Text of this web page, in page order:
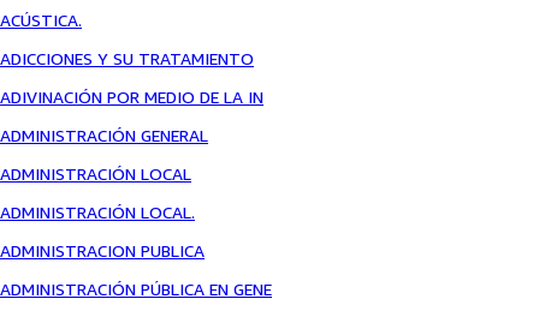
ACÚSTICA.
ADICCIONES Y SU TRATAMIENTO
ADIVINACIÓN POR MEDIO DE LA IN
ADMINISTRACIÓN GENERAL
ADMINISTRACIÓN LOCAL
ADMINISTRACIÓN LOCAL.
ADMINISTRACION PUBLICA
ADMINISTRACIÓN PÚBLICA EN GENE